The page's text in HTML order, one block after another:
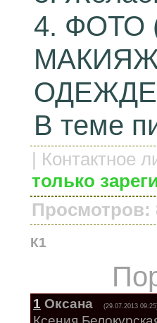
4.
В теме
| Контактное
только
Просмотров:
К1
1 Оксана (29.07.2013